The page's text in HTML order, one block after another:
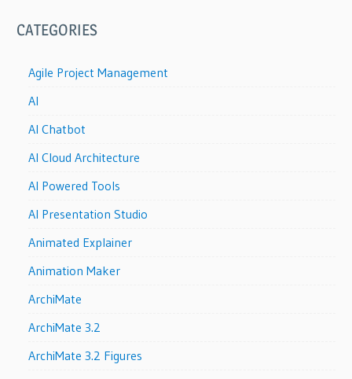
CATEGORIES
Agile Project Management
AI
AI Chatbot
AI Cloud Architecture
AI Powered Tools
AI Presentation Studio
Animated Explainer
Animation Maker
ArchiMate
ArchiMate 3.2
ArchiMate 3.2 Figures